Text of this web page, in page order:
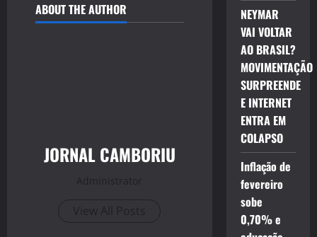
ABOUT THE AUTHOR
JORNAL CAMBORIU
Administrator
View All Posts
NEYMAR
VAI VOLTAR
AO BRASIL?
MOVIMENTAÇÃO
SURPREENDE
E INTERNET
ENTRA EM
COLAPSO
Inflação de
fevereiro
sobe
0,70% e